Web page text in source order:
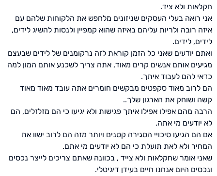
חקלאות ולא ציד.
אני רואה בעלי העסקים שניזונים מלחפש את הלקוחות שלהם עם
איזה רובה ולריות עליהם באיזה שהוא קמפיין ולנסות להשיג לידים,
לידים, לידים.
ואתם יודעים שאני כל הזמן קוראת לזה נרקומנים של לידים שבעצם
מגיעים אותם אנשים קרים מאוד, אתה צריך לשכנע אותם המון למה
כדאי להם לעבוד איתך.
הם לרוב מאוד סקפטים מבקשים חומרים אתה עובד מאוד מאוד
קשה ושוחק את הארגון שלך..
הרבה מהם אפילו אפילו איתך פגישות ולא יגיעו כי הם מזלזלים, הם
לא יודעים מי אתה.
אם הם הגיעו סיכויי הסגירה קטנים ויותר מזה הם לרוב ישוו את
המחיר ולא לאת תועלת כי הם לא יודעים מי אתם.
שאני אומר שחקלאות ולא צייד , בכוונה שאתם צריכים לייצר נכסים
ונכסים היום אנחנו חיים בעידן דיגיטלי.